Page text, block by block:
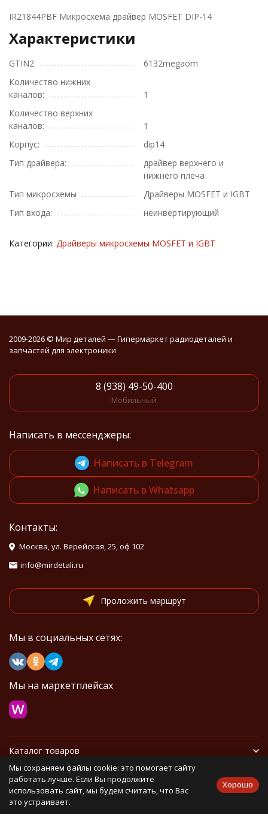
IR21844PBF Микросхема драйвер MOSFET DIP-14
Характеристики
GTIN2
6132megaom
Количество нижних
каналов:
1
Количество верхних
каналов:
1
Корпус:
dip14
Тип драйвера:
драйвер верхнего и
нижнего плеча
Тип микросхемы
Драйверы MOSFET и IGBT
Тип входа:
неинвертирующий
Категории: Драйверы микросхемы MOSFET и IGBT
2009-2026 © Мир деталей — Гипермаркет радиодеталей и
запчастей для электроники
8 (938) 49-50-400
Мобильный
Написать в мессенджеры:
Написать в Telegram
Написать в Whatsapp
Контакты:
Москва, ул. Верейская, 25, оф 102
info@mirdetali.ru
Проложить маршрут
Мы в социальных сетях:
Мы на маркетплейсах
Каталог товаров
Информация
Политика персональных данных Карта сайта
Мы сохраняем файлы cookie: это помогает сайту
работать лучше. Если Вы продолжите
использовать сайт, мы будем считать, что Вас
это устраивает.
Хорошо